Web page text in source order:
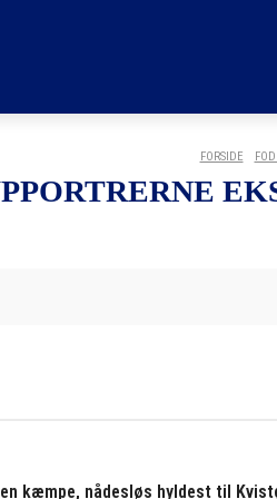
FORSIDE
kæmpe, nådesløs hyldest til